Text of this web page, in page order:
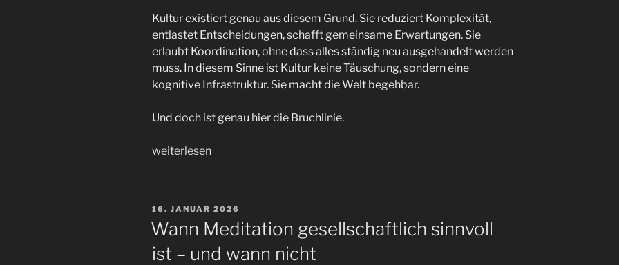
Kultur existiert genau aus diesem Grund. Sie reduziert Komplexität,
entlastet Entscheidungen, schafft gemeinsame Erwartungen. Sie
erlaubt Koordination, ohne dass alles ständig neu ausgehandelt werden
muss. In diesem Sinne ist Kultur keine Täuschung, sondern eine
kognitive Infrastruktur. Sie macht die Welt begehbar.
Und doch ist genau hier die Bruchlinie.
„Wenn
weiterlesen
VERÖFFENTLICHT
AM
16. JANUAR 2026
Wann Meditation gesellschaftlich sinnvoll
ist – und wann nicht